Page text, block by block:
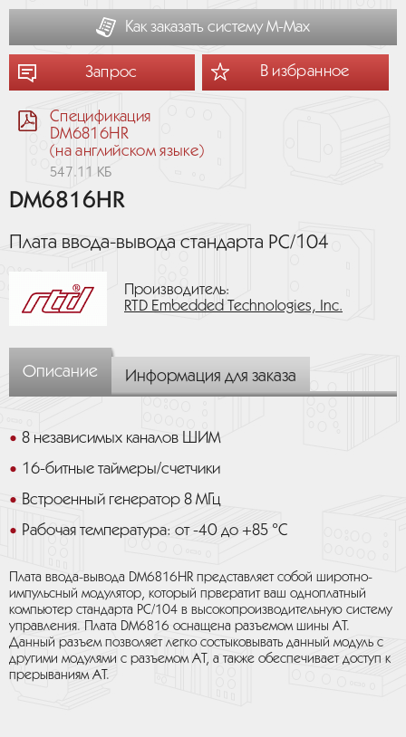
Как заказать систему М-Мах
Запрос В избранное
Спецификация
DM6816HR
(на английском языке)
547.11 КБ
DM6816HR
Плата ввода-вывода стандарта PC/104
Производитель:
RTD Embedded Technologies, Inc.
Описание Информация для заказа
8 независимых каналов ШИМ
16-битные таймеры/счетчики
Встроенный генератор 8 МГц
Рабочая температура: от -40 до +85 °C
Плата ввода-вывода DM6816HR представляет собой широтно-
импульсный модулятор, который првератит ваш одноплатный
компьютер стандарта PC/104 в высокопроизводительную систему
управления. Плата DM6816 оснащена разъемом шины AT.
Данный разъем позволяет легко состыковывать данный модуль с
другими модулями с разъемом AT, а также обеспечивает доступ к
прерываниям AT.